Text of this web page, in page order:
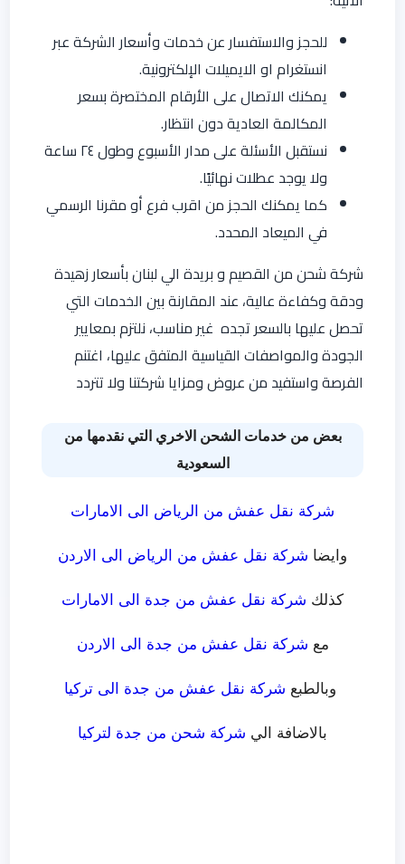
للحجز والاستفسار عن خدمات وأسعار الشركة عبر
انستغرام او الايميلات الإلكترونية.
يمكنك الاتصال على الأرقام المختصرة بسعر
المكالمة العادية دون انتظار.
نستقبل الأسئلة على مدار الأسبوع وطول ٢٤ ساعة
ولا يوجد عطلات نهائيًا.
كما يمكنك الحجز من اقرب فرع أو مقرنا الرسمي
في الميعاد المحدد.
شركة شحن من القصيم و بريدة الي لبنان بأسعار زهيدة
ودقة وكفاءة عالية، عند المقارنة بين الخدمات التي
تحصل عليها بالسعر تجده غير مناسب، نلتزم بمعايير
الجودة والمواصفات القياسية المتفق عليها، اغتنم
الفرصة واستفيد من عروض ومزايا شركتنا ولا تتردد
بعض من خدمات الشحن الاخري التي نقدمها من
السعودية
شركة نقل عفش من الرياض الى الامارات
وايضا شركة نقل عفش من الرياض الى الاردن
كذلك شركة نقل عفش من جدة الى الامارات
مع شركة نقل عفش من جدة الى الاردن
وبالطبع شركة نقل عفش من جدة الى تركيا
بالاضافة الي شركة شحن من جدة لتركيا